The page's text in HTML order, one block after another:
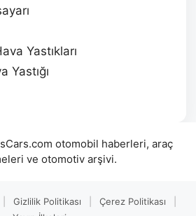
Yastıkları
Yastığı
otomobil haberleri, araç
ve otomotiv arşivi.
Gizlilik Politikası Çerez Politikası